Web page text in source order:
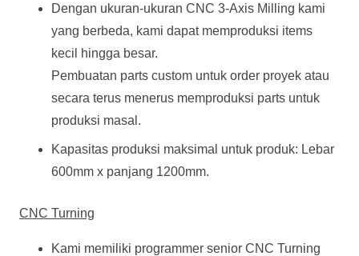
Dengan ukuran-ukuran CNC 3-Axis Milling kami
yang berbeda, kami dapat memproduksi items
kecil hingga besar.
Pembuatan parts custom untuk order proyek atau
secara terus menerus memproduksi parts untuk
produksi masal.
Kapasitas produksi maksimal untuk produk: Lebar
600mm x panjang 1200mm.
CNC Turning
Kami memiliki programmer senior CNC Turning